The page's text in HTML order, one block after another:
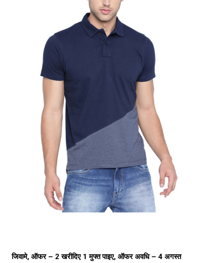
जिवामे, ऑफर – 2 खरीदिए 1 मुफ्त पाइए, ऑफर अवधि – 4 अगस्त